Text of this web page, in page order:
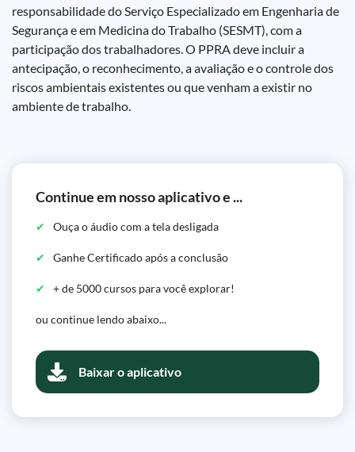
responsabilidade do Serviço Especializado em Engenharia de
Segurança e em Medicina do Trabalho (SESMT), com a
participação dos trabalhadores. O PPRA deve incluir a
antecipação, o reconhecimento, a avaliação e o controle dos
riscos ambientais existentes ou que venham a existir no
ambiente de trabalho.
Continue em nosso aplicativo e ...
Ouça o áudio com a tela desligada
Ganhe Certificado após a conclusão
+ de 5000 cursos para você explorar!
ou continue lendo abaixo...
Baixar o aplicativo